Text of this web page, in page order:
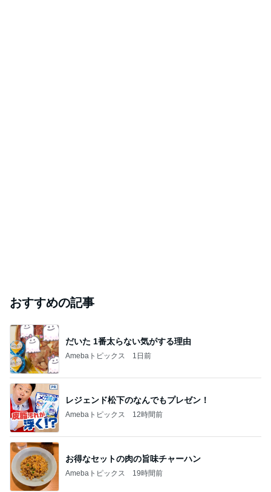
おすすめの記事
だいた 1番太らない気がする理由
Amebaトピックス 1日前
レジェンド松下のなんでもプレゼン！
Amebaトピックス 12時間前
お得なセットの肉の旨味チャーハン
Amebaトピックス 19時間前